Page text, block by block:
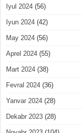
Iyul 2024 (56)
Iyun 2024 (42)
May 2024 (56)
Aprel 2024 (55)
Mart 2024 (38)
Fevral 2024 (36)
Yanvar 2024 (28)
Dekabr 2023 (28)